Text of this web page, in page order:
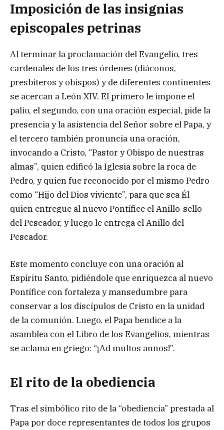
Imposición de las insignias
episcopales petrinas
Al terminar la proclamación del Evangelio, tres
cardenales de los tres órdenes (diáconos,
presbíteros y obispos) y de diferentes continentes
se acercan a León XIV. El primero le impone el
palio, el segundo, con una oración especial, pide la
presencia y la asistencia del Señor sobre el Papa, y
el tercero también pronuncia una oración,
invocando a Cristo, “Pastor y Obispo de nuestras
almas”, quien edificó la Iglesia sobre la roca de
Pedro, y quien fue reconocido por el mismo Pedro
como “Hijo del Dios viviente”, para que sea Él
quien entregue al nuevo Pontífice el Anillo-sello
del Pescador, y luego le entrega el Anillo del
Pescador.
Este momento concluye con una oración al
Espíritu Santo, pidiéndole que enriquezca al nuevo
Pontífice con fortaleza y mansedumbre para
conservar a los discípulos de Cristo en la unidad
de la comunión. Luego, el Papa bendice a la
asamblea con el Libro de los Evangelios, mientras
se aclama en griego: “¡Ad multos annos!”.
El rito de la obediencia
Tras el simbólico rito de la “obediencia” prestada al
Papa por doce representantes de todos los grupos